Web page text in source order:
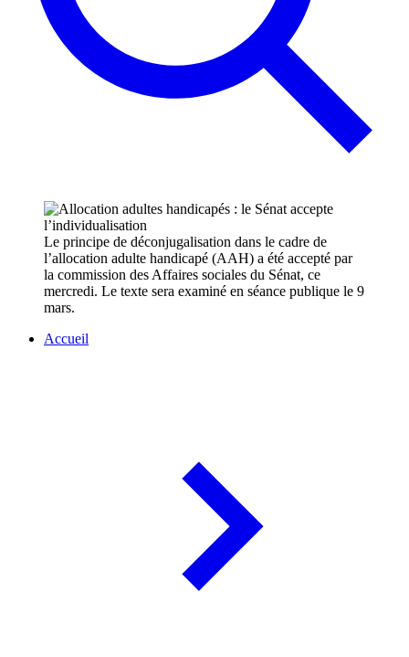
Le principe de déconjugalisation dans le cadre de
l’allocation adulte handicapé (AAH) a été accepté par
la commission des Affaires sociales du Sénat, ce
mercredi. Le texte sera examiné en séance publique le 9
mars.
Accueil